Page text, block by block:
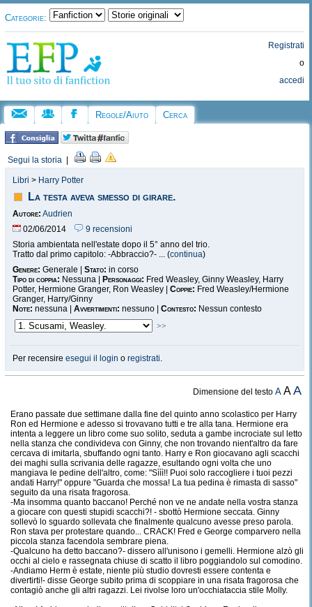
Categorie:
Registrati
o
accedi
Regole/Aiuto Cerca
Segui la storia
Libri > Harry Potter
La testa aveva smesso di girare.
Autore: Audrien
02/06/2014
9 recensioni
Storia ambientata nell'estate dopo il 5° anno del trio.
Tratto dal primo capitolo: -Abbraccio?- ... (continua)
Genere: Generale | Stato: in corso
Tipo di coppia: Nessuna | Personaggi: Fred Weasley, Ginny Weasley, Harry
Potter, Hermione Granger, Ron Weasley | Coppie: Fred Weasley/Hermione
Granger, Harry/Ginny
Note: nessuna | Avvertimenti: nessuno | Contesto: Nessun contesto
>>
Per recensire esegui il login o registrati.
Dimensione del testoA AA
Erano passate due settimane dalla fine del quinto anno scolastico per Harry
Ron ed Hermione e adesso si trovavano tutti e tre alla tana. Hermione era
intenta a leggere un libro come suo solito, seduta a gambe incrociate sul letto
nella stanza che condivideva con Ginny, che non trovando nient'altro da fare
cercava di imitarla, sbuffando ogni tanto. Harry e Ron giocavano agli scacchi
dei maghi sulla scrivania delle ragazze, esultando ogni volta che uno
mangiava le pedine dell'altro, come: "Sììì!! Puoi solo raccogliere i tuoi pezzi
andati Harry!" oppure "Guarda che mossa! La tua pedina è rimasta di sasso"
seguito da una risata fragorosa.
-Ma insomma quanto baccano! Perché non ve ne andate nella vostra stanza
a giocare con questi stupidi scacchi?! - sbottò Hermione seccata. Ginny
sollevò lo sguardo sollevata che finalmente qualcuno avesse preso parola.
Ron stava per protestare quando... CRACK! Fred e George comparvero nella
piccola stanza facendola sembrare piena.
-Qualcuno ha detto baccano?- dissero all'unisono i gemelli. Hermione alzò gli
occhi al cielo e rassegnata chiuse di scatto il libro poggiandolo sul comodino.
-Andiamo Herm è estate, niente più studio dovresti essere contenta e
divertirti!- disse George subito prima di scoppiare in una risata fragorosa che
contagiò anche gli altri ragazzi. Lei rivolse loro un'occhiataccia stile Molly.